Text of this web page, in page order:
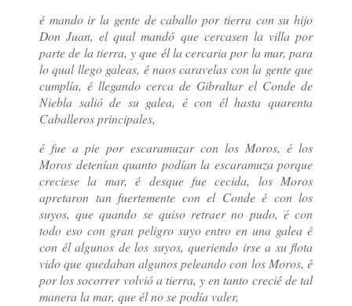
é mando ir la gente de caballo por tierra con su hijo
Don Juan, el qual mandó que cercasen la villa por
parte de la tierra, y que él la cercaria por la mar, para
lo qual llego galeas, é naos caravelas con la gente que
cumplía, é llegando cerca de Gibraltar el Conde de
Niebla salió de su galea, é con él hasta quarenta
Caballeros principales,
é fue a pie por escaramuzar con los Moros, é los
Moros detenían quanto podían la escaramuza porque
creciese la mar, é desque fue cecida, los Moros
apretaron tan fuertemente con el Conde é con los
suyos, que quando se quiso retraer no pudo, é con
todo eso con gran peligro suyo entro en una galea é
con él algunos de los suyos, queriendo irse a su flota
vido que quedaban algunos peleando con los Moros, é
por los socorrer volvió a tierra, y en tanto crecié de tal
manera la mar, que él no se podía valer,